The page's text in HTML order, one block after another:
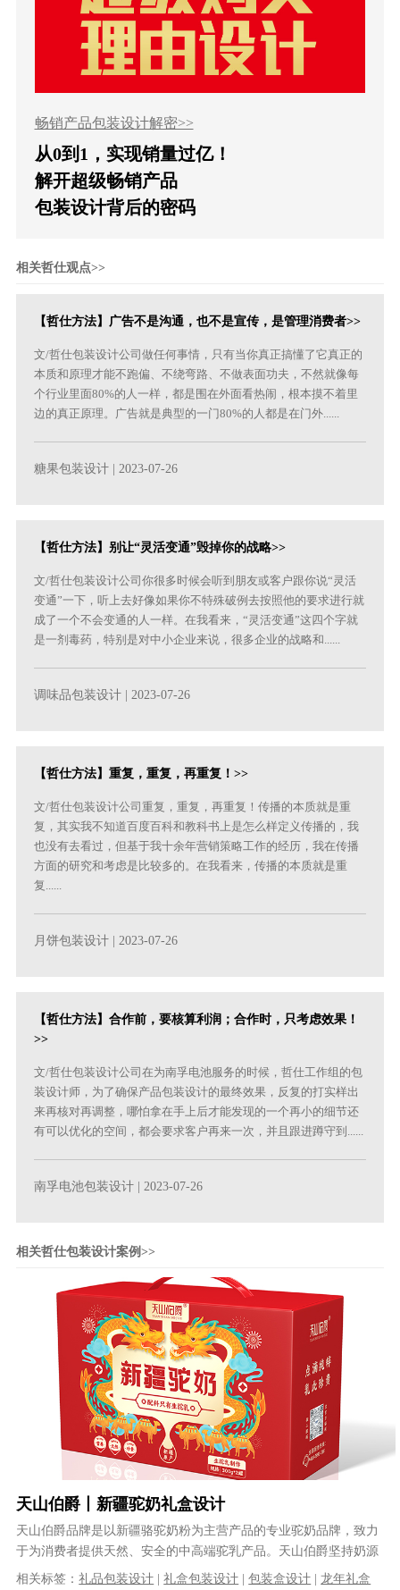
畅销产品包装设计解密>>
从0到1，实现销量过亿！
解开超级畅销产品
包装设计背后的密码
相关哲仕观点>>
【哲仕方法】广告不是沟通，也不是宣传，是管理消费者>>
文/哲仕包装设计公司做任何事情，只有当你真正搞懂了它真正的
本质和原理才能不跑偏、不绕弯路、不做表面功夫，不然就像每
个行业里面80%的人一样，都是围在外面看热闹，根本摸不着里
边的真正原理。广告就是典型的一门80%的人都是在门外......
糖果包装设计 | 2023-07-26
【哲仕方法】别让“灵活变通”毁掉你的战略>>
文/哲仕包装设计公司你很多时候会听到朋友或客户跟你说“灵活
变通”一下，听上去好像如果你不特殊破例去按照他的要求进行就
成了一个不会变通的人一样。在我看来，“灵活变通”这四个字就
是一剂毒药，特别是对中小企业来说，很多企业的战略和......
调味品包装设计 | 2023-07-26
【哲仕方法】重复，重复，再重复！>>
文/哲仕包装设计公司重复，重复，再重复！传播的本质就是重
复，其实我不知道百度百科和教科书上是怎么样定义传播的，我
也没有去看过，但基于我十余年营销策略工作的经历，我在传播
方面的研究和考虑是比较多的。在我看来，传播的本质就是重
复......
月饼包装设计 | 2023-07-26
【哲仕方法】合作前，要核算利润；合作时，只考虑效果！
>>
文/哲仕包装设计公司在为南孚电池服务的时候，哲仕工作组的包
装设计师，为了确保产品包装设计的最终效果，反复的打实样出
来再核对再调整，哪怕拿在手上后才能发现的一个再小的细节还
有可以优化的空间，都会要求客户再来一次，并且跟进蹲守到......
南孚电池包装设计 | 2023-07-26
相关哲仕包装设计案例>>
天山伯爵丨新疆驼奶礼盒设计
天山伯爵品牌是以新疆骆驼奶粉为主营产品的专业驼奶品牌，致力
于为消费者提供天然、安全的中高端驼乳产品。天山伯爵坚持奶源
地生产，为广大消费者提供高品质驼乳......
相关标签：礼品包装设计 |礼盒包装设计 |包装盒设计 |龙年礼盒